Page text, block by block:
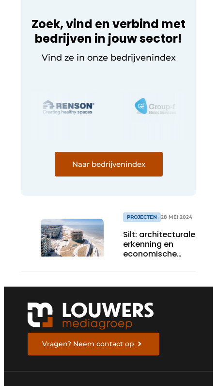
Zoek, vind en verbind met
bedrijven in jouw sector!
Vind ze in onze bedrijvenindex
Naar bedrijvenindex
PROJECTEN 28 MEI 2024
Silt: architecturale
erkenning en
economische
Vragen? Neem contact op